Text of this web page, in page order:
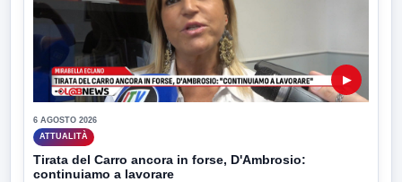
▶
6 AGOSTO 2026
ATTUALITÀ
Tirata del Carro ancora in forse, D'Ambrosio:
continuiamo a lavorare